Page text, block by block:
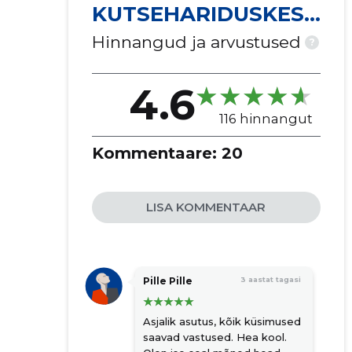
KUTSEHARIDUSKESK
US
Hinnangud ja arvustused ?
4.6 116 hinnangut
Kommentaare: 20
LISA KOMMENTAAR
Pille Pille 3 aastat tagasi
Asjalik asutus, kõik küsimused
saavad vastused. Hea kool.